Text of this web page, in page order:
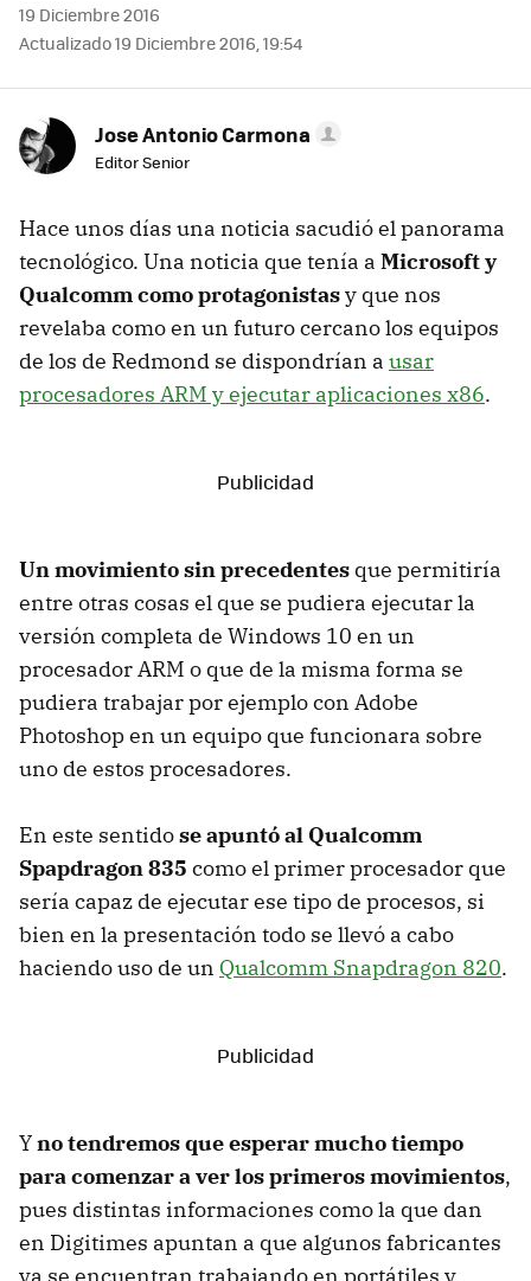
19 Diciembre 2016
Actualizado 19 Diciembre 2016, 19:54
Jose Antonio Carmona
Editor Senior
Hace unos días una noticia sacudió el panorama
tecnológico. Una noticia que tenía a Microsoft y
Qualcomm como protagonistasy que nos
revelaba como en un futuro cercano los equipos
de los de Redmond se dispondrían a usar
procesadores ARM y ejecutar aplicaciones x86.
Un movimiento sin precedentes que permitiría
entre otras cosas el que se pudiera ejecutar la
versión completa de Windows 10 en un
procesador ARM o que de la misma forma se
pudiera trabajar por ejemplo con Adobe
Photoshop en un equipo que funcionara sobre
uno de estos procesadores.
En este sentidose apuntó al Qualcomm
Spapdragon 835 como el primer procesador que
sería capaz de ejecutar ese tipo de procesos, si
bien en la presentación todo se llevó a cabo
haciendo uso de un Qualcomm Snapdragon 820.
Yno tendremos que esperar mucho tiempo
para comenzar a ver los primeros movimientos,
pues distintas informaciones como la que dan
en Digitimes apuntan a que algunos fabricantes